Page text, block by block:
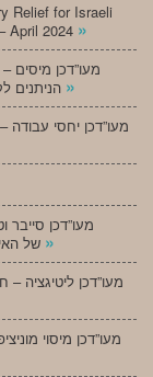
Relief for Israeli
April 2024 »
מעו”דכן מיסים
»
מעו”דכן סייבר
»
מעו”דכן ליטיגציה
מעו”דכן מיסוי